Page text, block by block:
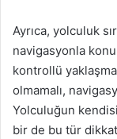
Ayrıca, yolculuk
navigasyonla
kontrollü
olmamalı,
Yolculuğun
bir de bu tür